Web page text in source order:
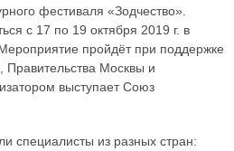
фестиваля «Зодчество».
с 17 по 19 октября 2019 г. в
пройдёт при поддержке
Правительства Москвы и
выступает Союз
специалисты из разных стран: